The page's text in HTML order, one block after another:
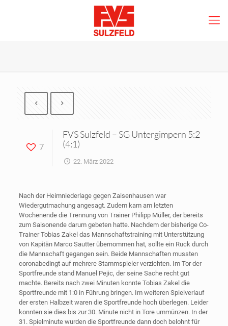
7
FVS Sulzfeld – SG Untergimpern 5:2
(4:1)
22. März 2022
Nach der Heimniederlage gegen Zaisenhausen war
Wiedergutmachung angesagt. Zudem kam am letzten
Wochenende die Trennung von Trainer Philipp Müller, der bereits
zum Saisonende darum gebeten hatte. Nachdem der bisherige Co-
Trainer Tobias Zakel das Mannschaftstraining mit Unterstützung
von Kapitän Marco Sautter übernommen hat, sollte ein Ruck durch
die Mannschaft gegangen sein. Beide Mannschaften mussten
coronabedingt auf mehrere Stammspieler verzichten. Im Tor der
Sportfreunde stand Manuel Pejic, der seine Sache recht gut
machte. Bereits nach zwei Minuten konnte Tobias Zakel die
Sportfreunde mit 1:0 in Führung bringen. Im weiteren Spielverlauf
der ersten Halbzeit waren die Sportfreunde hoch überlegen. Leider
konnten sie dies bis zur 30. Minute nicht in Tore ummünzen. In der
31. Spielminute wurden die Sportfreunde dann doch belohnt für